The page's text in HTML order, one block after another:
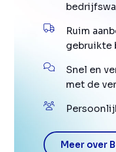
Ruim
gebruikte
Snel en
met de
Meer over